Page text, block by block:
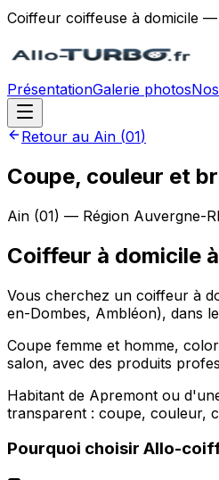
Coiffeur coiffeuse à domicile
PrésentationGalerie photos
Retour au Ain (01)
Coupe, couleur et
Ain (01) — Région Auvergne-
Coiffeur à domicile à
Vous cherchez un coiffeur à
en-Dombes, Ambléon), dans
Coupe femme et homme,
salon, avec des produits
Habitant de Apremont ou
transparent : coupe, couleur,
Pourquoi choisir Allo-